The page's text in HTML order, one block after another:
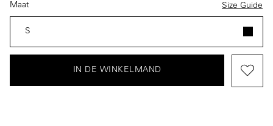
Maat Size Guide
S
IN DE WINKELMAND